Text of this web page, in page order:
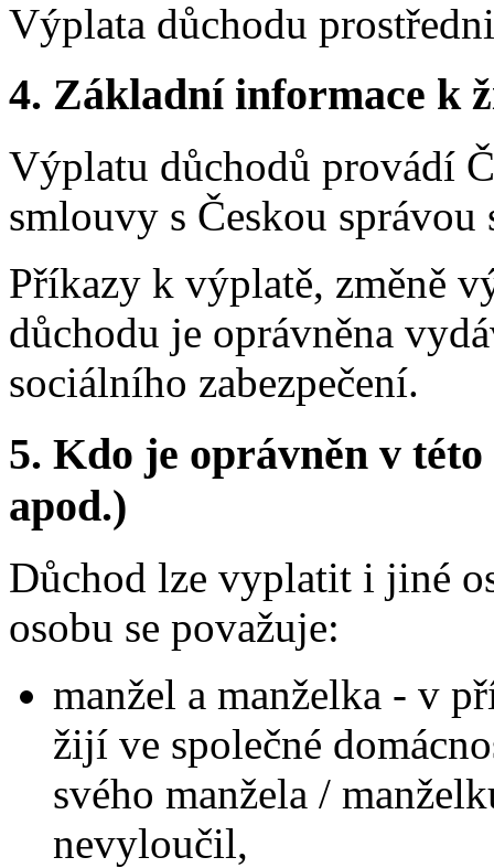
Výplata důchodu
4. Základní informace k
Výplatu důchodů provádí
smlouvy s Českou správou
Příkazy k výplatě, změně
důchodu je oprávněna
sociálního zabezpečení.
5. Kdo je oprávněn v
apod.)
Důchod lze vyplatit i jiné
osobu se považuje:
manžel a manželka - v
žijí ve společné
svého manžela /
nevyloučil,